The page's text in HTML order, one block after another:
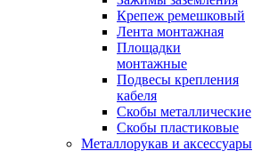
Крепеж ремешковый
Лента монтажная
Площадки
монтажные
Подвесы крепления
кабеля
Скобы металлические
Скобы пластиковые
Металлорукав и аксессуары